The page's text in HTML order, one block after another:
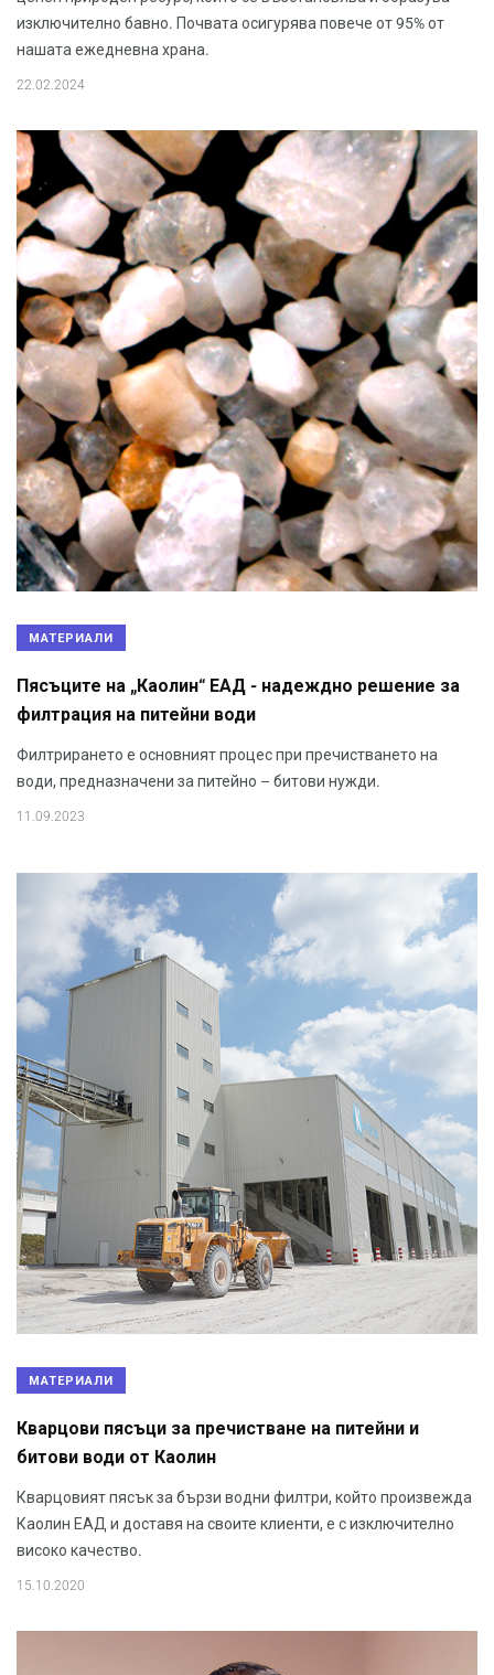
изключително бавно. Почвата осигурява повече от 95% от
нашата ежедневна храна.
22.02.2024
МАТЕРИАЛИ
Пясъците на „Каолин“ ЕАД - надеждно решение за
филтрация на питейни води
Филтрирането е основният процес при пречистването на
води, предназначени за питейно – битови нужди.
11.09.2023
МАТЕРИАЛИ
Кварцови пясъци за пречистване на питейни и
битови води от Каолин
Кварцовият пясък за бързи водни филтри, който произвежда
Каолин ЕАД и доставя на своите клиенти, е с изключително
високо качество.
15.10.2020